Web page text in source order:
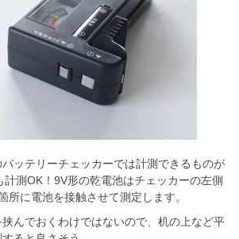
ッテリーチェッカーでは計測できるものが
計測OK！9V形の乾電池はチェッカーの左側
所に電池を接触させて測定します。
んでおくわけではないので、机の上など平